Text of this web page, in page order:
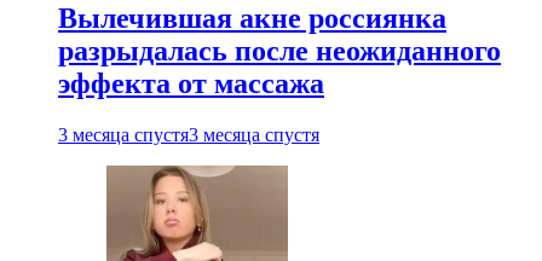
Вылечившая акне россиянка
разрыдалась после неожиданного
эффекта от массажа
3 месяца спустя3 месяца спустя